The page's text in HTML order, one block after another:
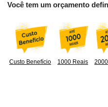
Você tem um orçamento
Custo Benefício 1000 Reais